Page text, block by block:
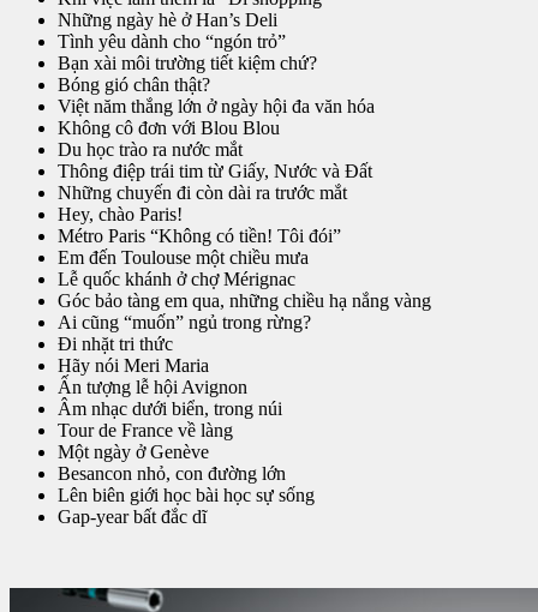
Những ngày hè ở Han’s Deli
Tình yêu dành cho “ngón trỏ”
Bạn xài môi trường tiết kiệm chứ?
Bóng gió chân thật?
Việt năm thắng lớn ở ngày hội đa văn hóa
Không cô đơn với Blou Blou
Du học trào ra nước mắt
Thông điệp trái tim từ Giấy, Nước và Đất
Những chuyến đi còn dài ra trước mắt
Hey, chào Paris!
Métro Paris “Không có tiền! Tôi đói”
Em đến Toulouse một chiều mưa
Lễ quốc khánh ở chợ Mérignac
Góc bảo tàng em qua, những chiều hạ nắng vàng
Ai cũng “muốn” ngủ trong rừng?
Đi nhặt tri thức
Hãy nói Meri Maria
Ấn tượng lễ hội Avignon
Âm nhạc dưới biển, trong núi
Tour de France về làng
Một ngày ở Genève
Besancon nhỏ, con đường lớn
Lên biên giới học bài học sự sống
Gap-year bất đắc dĩ